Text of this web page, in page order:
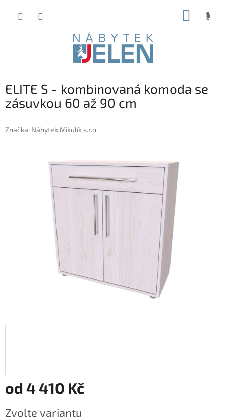
ELITE S - kombinovaná komoda se
zásuvkou 60 až 90 cm
Značka: Nábytek Mikulík s.r.o.
od 4 410 Kč
cena:
Zvolte variantu